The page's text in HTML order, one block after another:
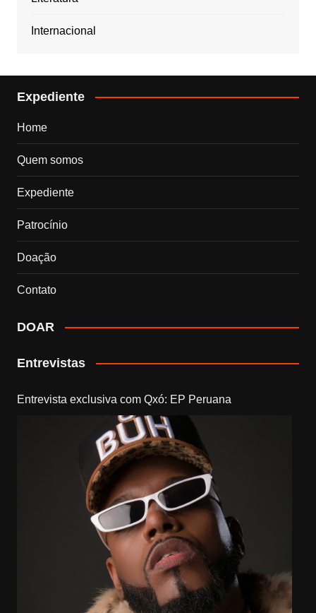
Internacional
Expediente
Home
Quem somos
Expediente
Patrocínio
Doação
Contato
DOAR
Entrevistas
Entrevista exclusiva com Qxó: EP Peruana